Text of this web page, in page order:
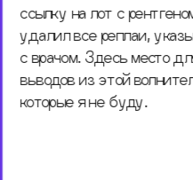
ссылку на лот с
удалил все реплаи,
с врачом. Здесь место
выводов из этой
которые я не буду.